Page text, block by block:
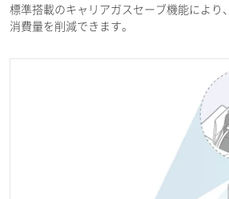
標準搭載のキャリアガスセーブ機能により
消費量を削減できます。